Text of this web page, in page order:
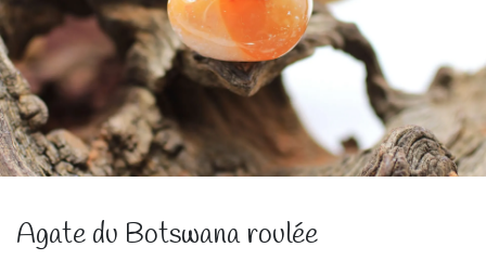
Agate du Botswana roulée